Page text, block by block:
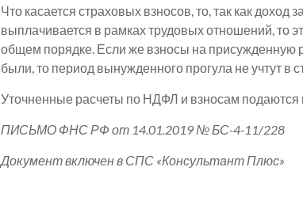
Что касается страховых взносов, то, так как доход
выплачивается в рамках трудовых отношений, то
общем порядке. Если же взносы на присужденную
были, то период вынужденного прогула не учтут в
Уточненные расчеты по НДФЛ и взносам
ПИСЬМО ФНС РФ от 14.01.2019 № БС-4-11/228
Документ включен в СПС «Консультант Плюс»